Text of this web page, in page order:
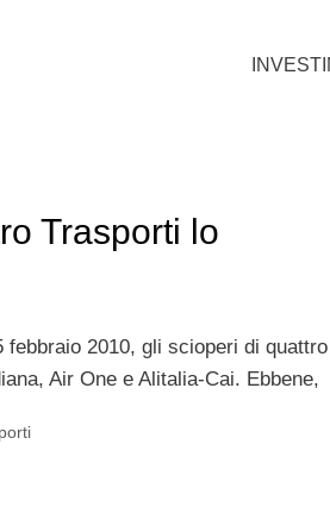
Trasporti lo
2010, gli scioperi di
Air One e Alitalia-Cai. Ebbene,